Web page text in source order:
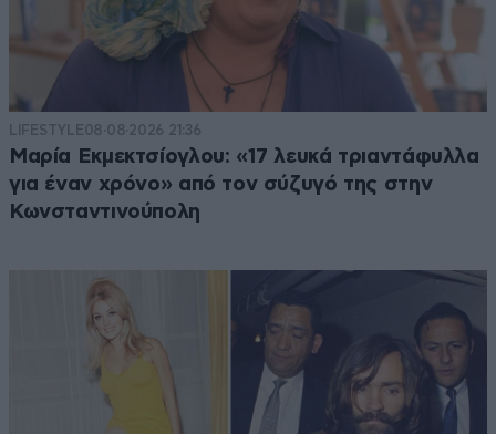
LIFESTYLE08·08·2026 21:36
Μαρία Εκμεκτσίογλου: «17 λευκά τριαντάφυλλα
για έναν χρόνο» από τον σύζυγό της στην
Κωνσταντινούπολη